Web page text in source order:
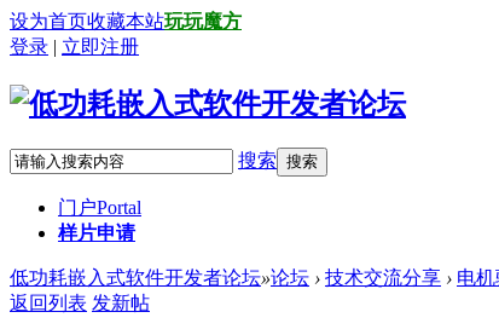
设为首页收藏本站玩玩魔方
登录 | 立即注册
搜索 搜索
门户Portal
样片申请
低功耗嵌入式软件开发者论坛»论坛 › 技术交流分享 › 电
返回列表 发新帖